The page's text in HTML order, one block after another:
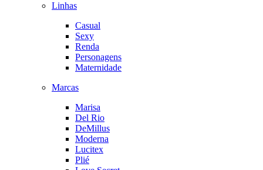
Linhas
Casual
Sexy
Renda
Personagens
Maternidade
Marcas
Marisa
Del Rio
DeMillus
Moderna
Lucitex
Plié